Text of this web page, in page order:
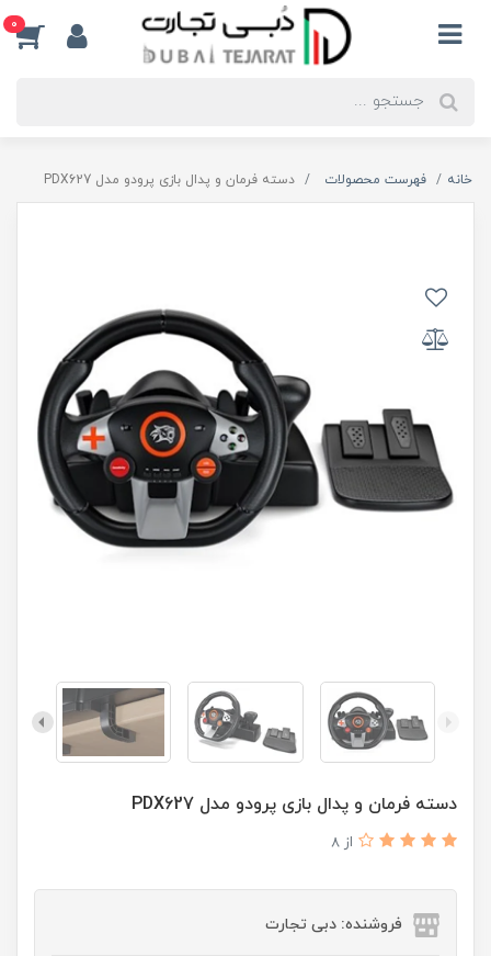
0
خانه فهرست محصولات دسته فرمان و پدال بازی پرودو مدل PDX627
دسته فرمان و پدال بازی پرودو مدل PDX627
از 8
فروشنده: دبی تجارت